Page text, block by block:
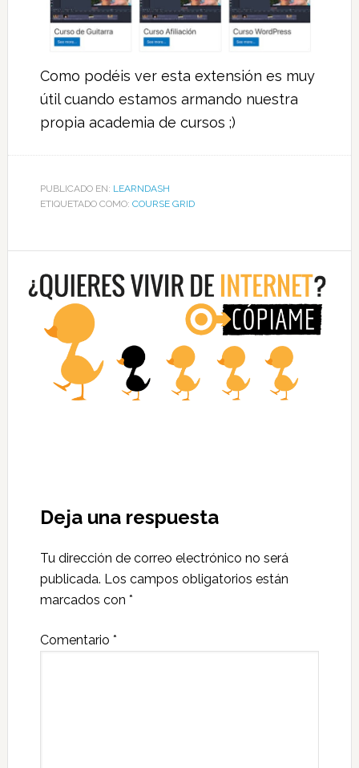
Como podéis ver esta extensión es muy
útil cuando estamos armando nuestra
propia academia de cursos ;)
PUBLICADO EN: LEARNDASH
ETIQUETADO COMO: COURSE GRID
Deja una respuesta
Tu dirección de correo electrónico no será
publicada. Los campos obligatorios están
marcados con *
Comentario *